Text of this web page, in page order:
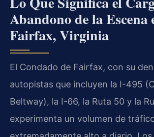
Abandono de la Escena
Fairfax, Virginia
El Condado de Fairfax, con su
autopistas que incluyen la I-495
Beltway), la I-66, la Ruta 50 y la
experimenta un volumen de